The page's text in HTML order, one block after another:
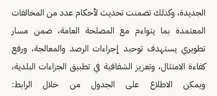
الجديدة، وكذلك تضمنت تحديث لأحكام عدد من المخالفات
المعتمدة بما يتواءم مع المصلحة العامة، ضمن مسار
تطويري يستهدف توحيد إجراءات الرصد والمعالجة، ورفع
كفاءة الامتثال، وتعزيز الشفافية في تطبيق الجزاءات البلدية،
ويمكن الاطلاع على الجدول من خلال الرابط: